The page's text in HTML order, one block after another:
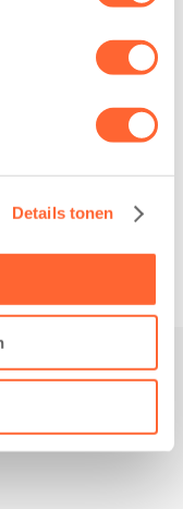
Details tonen
is